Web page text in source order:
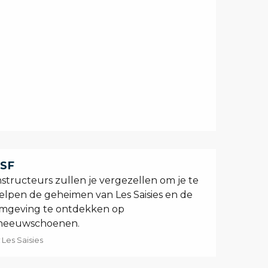
zullen je vergezellen om je te
de geheimen van Les Saisies en de
te ontdekken op
Les Saisies